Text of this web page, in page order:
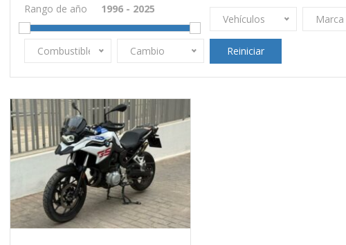
Rango de año
Vehículos Marca
Combustible Cambio Reiniciar